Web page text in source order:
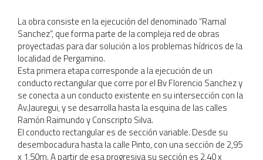
La obra consiste en la ejecución del denominado “Ramal
Sanchez”, que forma parte de la compleja red de obras
proyectadas para dar solución a los problemas hídricos de la
localidad de Pergamino.
Esta primera etapa corresponde a la ejecución de un
conducto rectangular que corre por el Bv Florencio Sanchez y
se conecta a un conducto existente en su intersección con la
Av.Jauregui, y se desarrolla hasta la esquina de las calles
Ramón Raimundo y Conscripto Silva.
El conducto rectangular es de sección variable. Desde su
desembocadura hasta la calle Pinto, con una sección de 2,95
x 1,50m. A partir de esa progresiva su sección es 2,40 x